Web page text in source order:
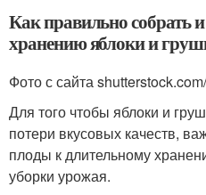
Как правильно собрать
хранению яблоки и
Фото с сайта
Для того чтобы яблоки и
потери вкусовых качеств,
плоды к длительному
уборки урожая.